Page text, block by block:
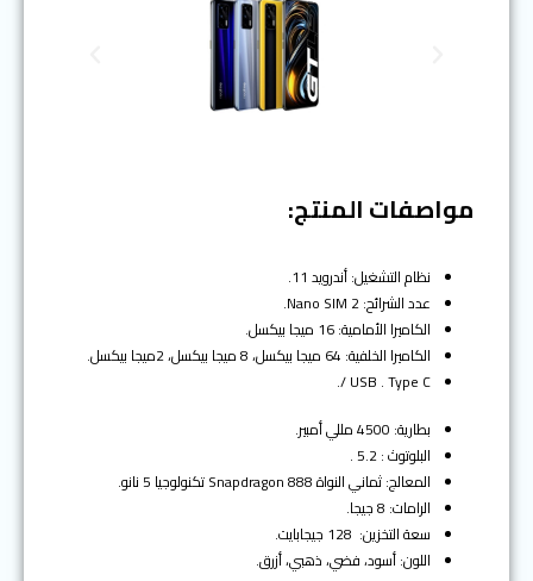
u
s
مواصفات المنتج:
نظام التشغيل: أندرويد 11.
عدد الشرائح: 2 Nano SIM.
الكاميرا الأمامية: 16 ميجا بيكسل.
الكاميرا الخلفية: 64 ميجا بيكسل، 8 ميجا بيكسل، 2ميجا بيكسل.
USB . Type C /.
بطارية: 4500 مللي أمبير.
البلوتوث : 5.2 .
المعالج: ثماني النواة Snapdragon 888 تكنولوجيا 5 نانو.
الرامات: 8 جيجا.
سعة التخزين: 128 جيجابايت.
اللون: أسود، فضي، ذهبي، أزرق.